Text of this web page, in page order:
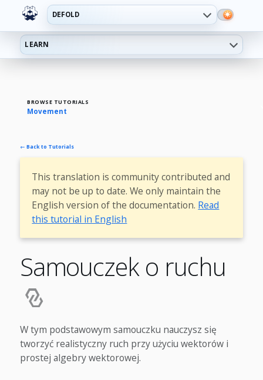
DEFOLD
LEARN
BROWSE TUTORIALS
Movement
← Back to Tutorials
This translation is community contributed and
may not be up to date. We only maintain the
English version of the documentation. Read
this tutorial in English
Samouczek o ruchu
W tym podstawowym samouczku nauczysz się
tworzyć realistyczny ruch przy użyciu wektorów i
prostej algebry wektorowej.